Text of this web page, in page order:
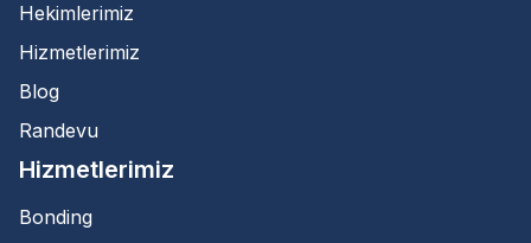
Hekimlerimiz
Hizmetlerimiz
Blog
Randevu
Hizmetlerimiz
Bonding